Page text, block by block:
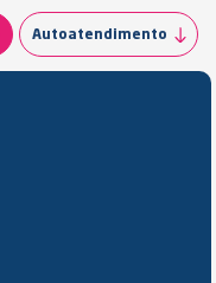
Autoatendimento